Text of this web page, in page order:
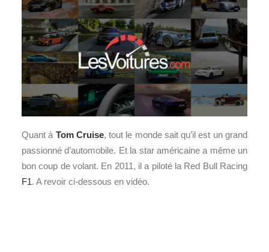
Quant à Tom Cruise, tout le monde sait qu’il est un grand
passionné d’automobile. Et la star américaine a même un
bon coup de volant. En 2011, il a piloté la Red Bull Racing
F1. A revoir ci-dessous en vidéo.